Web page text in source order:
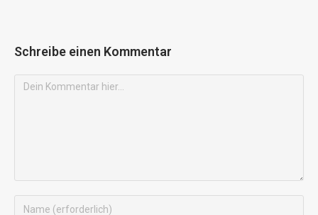
Schreibe einen Kommentar